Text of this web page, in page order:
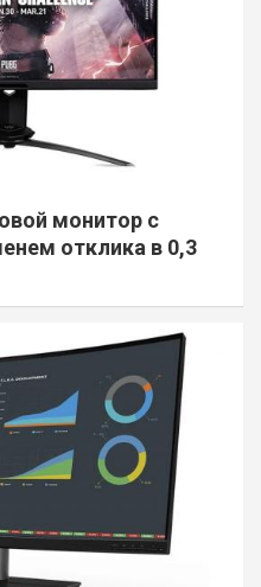
монитор с
отклика в 0,3